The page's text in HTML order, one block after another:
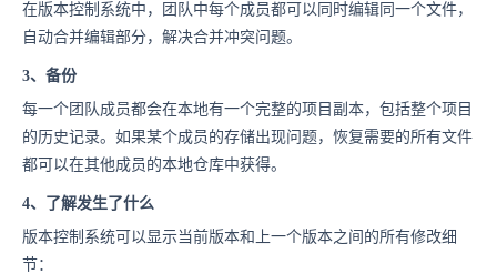
在版本控制系统中，团队中每个成员都可以同时编辑同一个文件，
自动合并编辑部分，解决合并冲突问题。
3、备份
每一个团队成员都会在本地有一个完整的项目副本，包括整个项目
的历史记录。如果某个成员的存储出现问题，恢复需要的所有文件
都可以在其他成员的本地仓库中获得。
4、了解发生了什么
版本控制系统可以显示当前版本和上一个版本之间的所有修改细
节：